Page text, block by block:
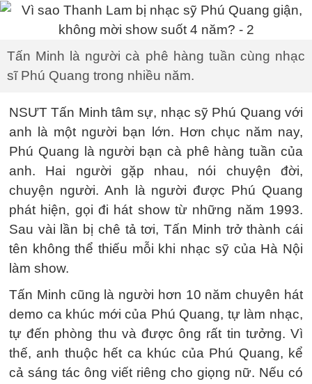
Tấn Minh là người cà phê hàng tuần cùng nhạc
sĩ Phú Quang trong nhiều năm.
NSƯT Tấn Minh tâm sự, nhạc sỹ Phú Quang với
anh là một người bạn lớn. Hơn chục năm nay,
Phú Quang là người bạn cà phê hàng tuần của
anh. Hai người gặp nhau, nói chuyện đời,
chuyện người. Anh là người được Phú Quang
phát hiện, gọi đi hát show từ những năm 1993.
Sau vài lần bị chê tả tơi, Tấn Minh trở thành cái
tên không thể thiếu mỗi khi nhạc sỹ của Hà Nội
làm show.
Tấn Minh cũng là người hơn 10 năm chuyên hát
demo ca khúc mới của Phú Quang, tự làm nhạc,
tự đến phòng thu và được ông rất tin tưởng. Vì
thế, anh thuộc hết ca khúc của Phú Quang, kể
cả sáng tác ông viết riêng cho giọng nữ. Nếu có